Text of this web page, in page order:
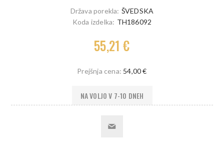
Država porekla: ŠVEDSKA
Koda izdelka: TH186092
55,21 €
Prejšnja cena: 54,00 €
NA VOLJO V 7-10 DNEH